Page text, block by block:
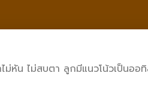
หัน ไม่สบตา ลูกมีแนวโน้วเป็นออ